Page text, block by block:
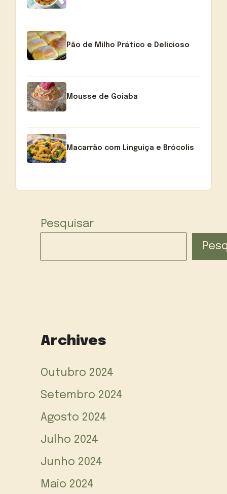
Pão de Milho Prático e Delicioso
Mousse de Goiaba
Macarrão com Linguiça e Brócolis
Pesquisar
Archives
Outubro 2024
Setembro 2024
Agosto 2024
Julho 2024
Junho 2024
Maio 2024